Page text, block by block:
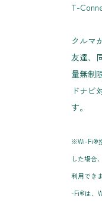
T-
クルマ
友達、
量無制
ドナビ
す。
※Wi-Fi®
した場合
利用でき
-Fi®は、